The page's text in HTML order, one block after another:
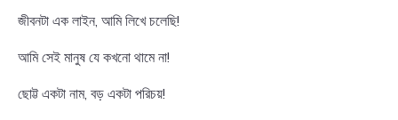
জীবনটা এক লাইন, আমি লিখে চলেছি!
আমি সেই মানুষ যে কখনো থামে না!
ছোট্ট একটা নাম, বড় একটা পরিচয়!